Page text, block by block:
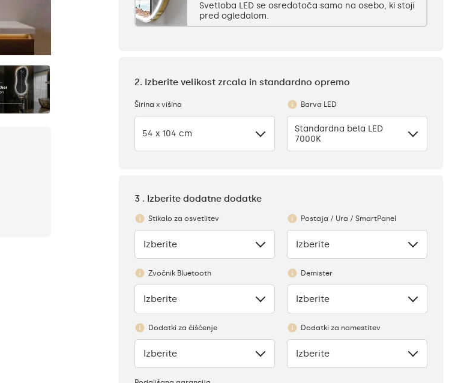
Svetloba LED se osredotoča samo na osebo, ki stoji
pred ogledalom.
2. Izberite velikost zrcala in standardno opremo
Širina x višina
54 x 104 cm
Barva LED
Standardna bela LED
7000K
3 . Izberite dodatne dodatke
Stikalo za osvetlitev
Ni
Izberite
Postaja / Ura / SmartPanel
Ni
Izberite
Zvočnik Bluetooth
Ni
Izberite
Demister
Ni
Izberite
Dodatki za čiščenje
Ni
Izberite
Dodatki za namestitev
Ni
Izberite